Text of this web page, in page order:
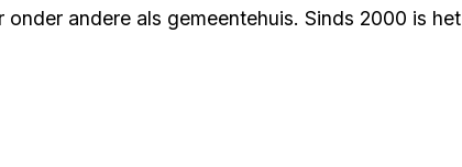
andere als gemeentehuis. Sinds 2000 is het